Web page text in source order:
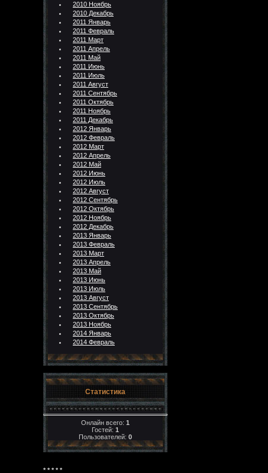
2010 Ноябрь
2010 Декабрь
2011 Январь
2011 Февраль
2011 Март
2011 Апрель
2011 Май
2011 Июнь
2011 Июль
2011 Август
2011 Сентябрь
2011 Октябрь
2011 Ноябрь
2011 Декабрь
2012 Январь
2012 Февраль
2012 Март
2012 Апрель
2012 Май
2012 Июнь
2012 Июль
2012 Август
2012 Сентябрь
2012 Октябрь
2012 Ноябрь
2012 Декабрь
2013 Январь
2013 Февраль
2013 Март
2013 Апрель
2013 Май
2013 Июнь
2013 Июль
2013 Август
2013 Сентябрь
2013 Октябрь
2013 Ноябрь
2014 Январь
2014 Февраль
Статистика
Онлайн всего: 1
Гостей: 1
Пользователей: 0
* * * * *